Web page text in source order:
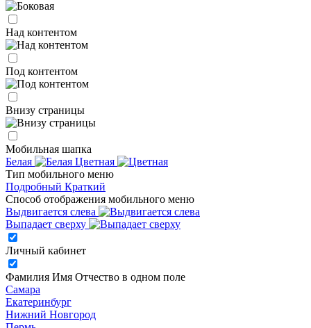
Над контентом
Под контентом
Внизу страницы
Мобильная шапка
Белая
Цветная
Тип мобильного меню
Подробный Краткий
Способ отображения мобильного меню
Выдвигается слева
Выпадает сверху
Личный кабинет
Фамилия Имя Отчество в одном поле
Самара
Екатеринбург
Нижний Новгород